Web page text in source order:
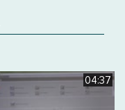
04:37